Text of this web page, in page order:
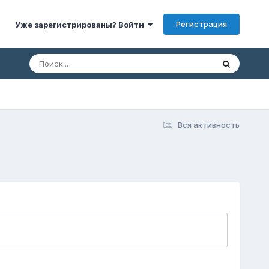
Уже зарегистрированы? Войти Регистрация
Вся активность